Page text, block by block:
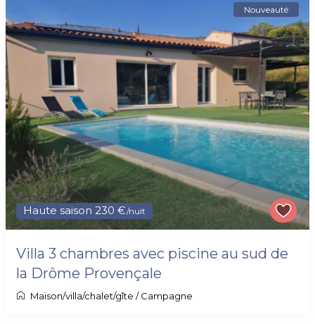
Haute saison 230 €/nuit
Nouveauté
Villa 3 chambres avec piscine au sud de
la Drôme Provençale
Maison/villa/chalet/gîte /Campagne